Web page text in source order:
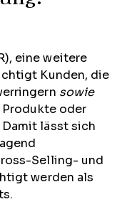
eine weitere
Kunden, die
sowie
oder
lässt sich
Selling- und
werden als